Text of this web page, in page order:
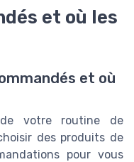
et où les
et où
votre routine de
des produits de
pour vous